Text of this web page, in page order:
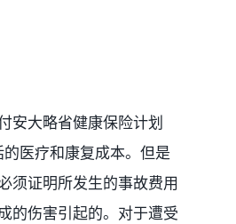
安大略省健康保险计划
的医疗和康复成本。但是
须证明所发生的事故费用
的伤害引起的。对于遭受